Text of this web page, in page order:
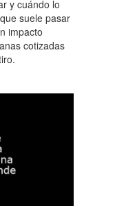
y cuándo lo
suele pasar
impacto
cotizadas